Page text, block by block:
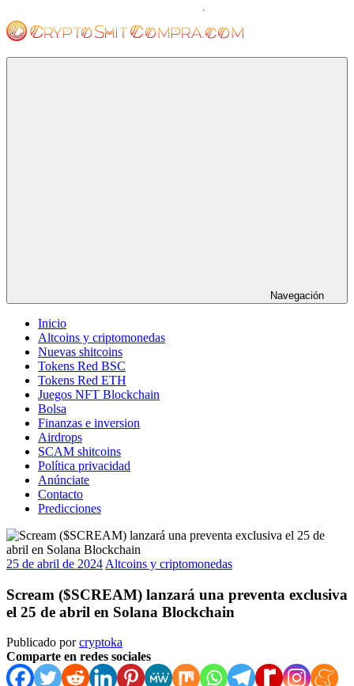
al
contenido
Navegación
Inicio
Altcoins y criptomonedas
Nuevas shitcoins
Tokens Red BSC
Tokens Red ETH
Juegos NFT Blockchain
Bolsa
Finanzas e inversion
Airdrops
SCAM shitcoins
Política privacidad
Anúnciate
Contacto
Predicciones
25 de abril de 2024 Altcoins y criptomonedas
Scream ($SCREAM) lanzará una preventa exclusiva
el 25 de abril en Solana Blockchain
Publicado porcryptoka
Comparte en redes sociales